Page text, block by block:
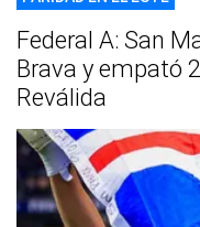
Federal A: San
Brava y empató
Reválida